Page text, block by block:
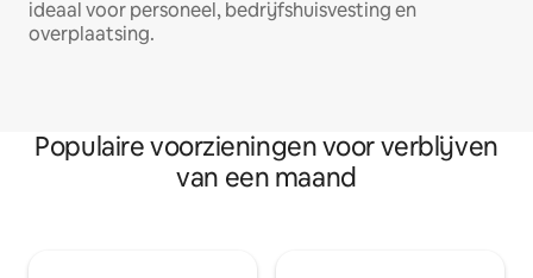
ideaal voor personeel, bedrijfshuisvesting en
overplaatsing.
Populaire voorzieningen voor verblijven
van een maand